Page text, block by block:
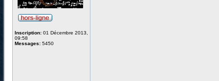
Inscription: 01 Décembre 2013,
09:58
Messages: 5450